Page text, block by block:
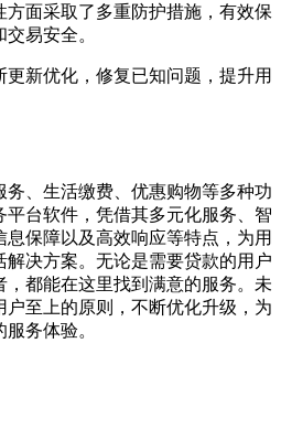
方面采取了多重防护措施，有效保
易安全。
更新优化，修复已知问题，提升用
、生活缴费、优惠购物等多种功
台软件，凭借其多元化服务、智
保障以及高效响应等特点，为用
解决方案。无论是需要贷款的用户
都能在这里找到满意的服务。未
至上的原则，不断优化升级，为
务体验。